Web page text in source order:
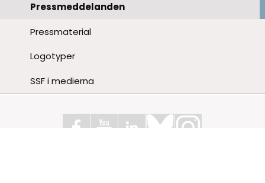
Pressmeddelanden
Pressmaterial
Logotyper
SSF i medierna